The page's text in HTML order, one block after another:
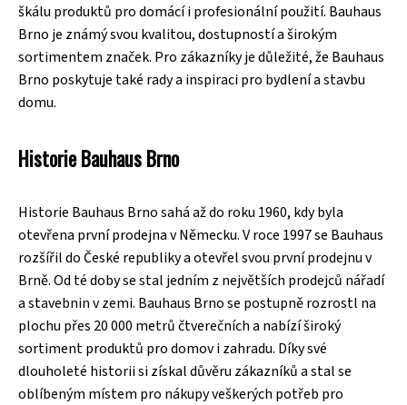
škálu produktů pro domácí i profesionální použití. Bauhaus
Brno je známý svou kvalitou, dostupností a širokým
sortimentem značek. Pro zákazníky je důležité, že Bauhaus
Brno poskytuje také rady a inspiraci pro bydlení a stavbu
domu.
Historie Bauhaus Brno
Historie Bauhaus Brno sahá až do roku 1960, kdy byla
otevřena první prodejna v Německu. V roce 1997 se Bauhaus
rozšířil do České republiky a otevřel svou první prodejnu v
Brně. Od té doby se stal jedním z největších prodejců nářadí
a stavebnin v zemi. Bauhaus Brno se postupně rozrostl na
plochu přes 20 000 metrů čtverečních a nabízí široký
sortiment produktů pro domov i zahradu. Díky své
dlouholeté historii si získal důvěru zákazníků a stal se
oblíbeným místem pro nákupy veškerých potřeb pro